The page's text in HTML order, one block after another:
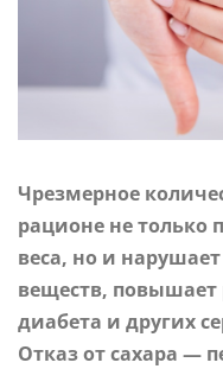
Чрезмерное
рационе не только
веса, но и
веществ, повышает
диабета и других
Отказ от сахара —